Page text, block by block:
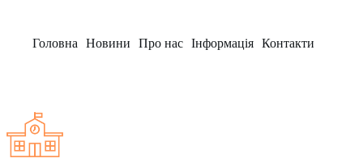
Головна Новини Про нас Інформація Контакти